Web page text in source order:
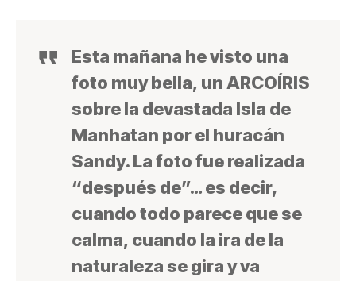
Esta mañana he visto una
foto muy bella, un ARCOÍRIS
sobre la devastada Isla de
Manhatan por el huracán
Sandy. La foto fue realizada
“después de”… es decir,
cuando todo parece que se
calma, cuando la ira de la
naturaleza se gira y va